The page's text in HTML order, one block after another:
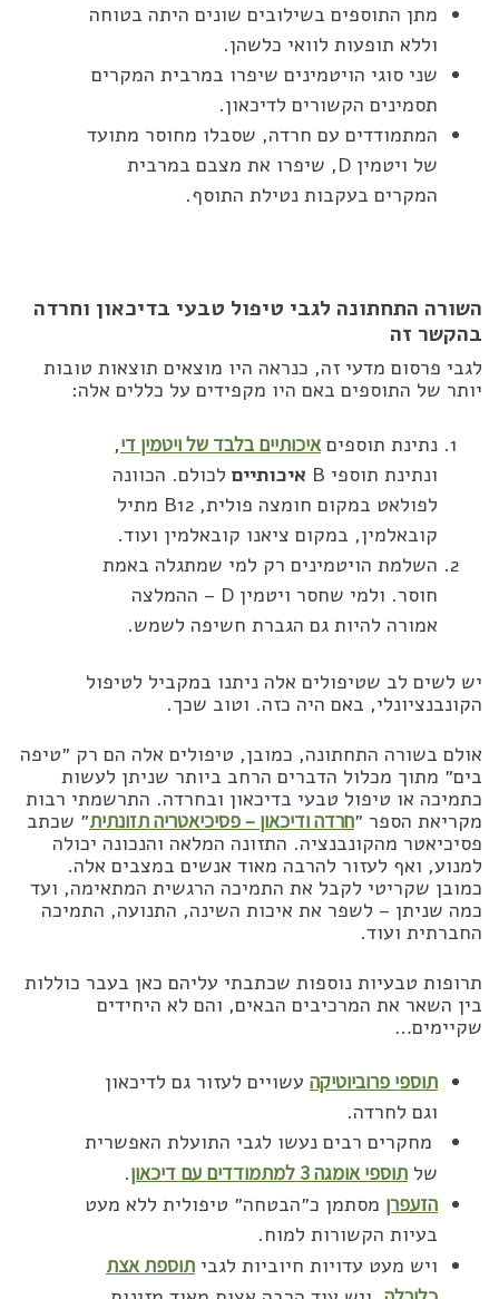
מתן התוספים בשילובים שונים היתה בטוחה
וללא תופעות לוואי כלשהן.
שני סוגי הויטמינים שיפרו במרבית המקרים
תסמינים הקשורים לדיכאון.
המתמודדים עם חרדה, שסבלו מחוסר מתועד
של ויטמין D, שיפרו את מצבם במרבית
המקרים בעקבות נטילת התוסף.
השורה התחתונה לגבי טיפול טבעי בדיכאון וחרדה
בהקשר זה
לגבי פרסום מדעי זה, כנראה היו מוצאים תוצאות טובות
יותר של התוספים באם היו מקפידים על כללים אלה:
נתינת תוספיםאיכותיים בלבד של ויטמין די,
ונתינת תוספי B
איכותיים לכולם. הכוונה
לפולאט במקום חומצה פולית, B12 מתיל
קובאלמין, במקום ציאנו קובאלמין ועוד.
השלמת הויטמינים רק למי שמתגלה באמת
חוסר. ולמי שחסר ויטמין D – ההמלצה
אמורה להיות גם הגברת חשיפה לשמש.
יש לשים לב שטיפולים אלה ניתנו במקביל לטיפול
הקונבנציונלי, באם היה כזה. וטוב שכך.
אולם בשורה התחתונה, כמובן, טיפולים אלה הם רק ״טיפה
בים״ מתוך מכלול הדברים הרחב ביותר שניתן לעשות
כתמיכה או טיפול טבעי בדיכאון ובחרדה. התרשמתי רבות
מקריאת הספר ״חרדה ודיכאון – פסיכיאטריה תזונתית״ שכתב
פסיכיאטר מהקונבנציה. התזונה המלאה והנכונה יכולה
למנוע, ואף לעזור להרבה מאוד אנשים במצבים אלה.
כמובן שקריטי לקבל את התמיכה הרגשית המתאימה, ועד
כמה שניתן – לשפר את איכות השינה, התנועה, התמיכה
החברתית ועוד.
תרופות טבעיות נוספות שכתבתי עליהם כאן בעבר כוללות
בין השאר את המרכיבים הבאים, והם לא היחידים
שקיימים…
תוספי פרוביוטיקה עשויים לעזור גם לדיכאון
וגם לחרדה.
מחקרים רבים נעשו לגבי התועלת האפשרית
של תוספי אומגה 3 למתמודדים עם דיכאון .
הזעפרן מסתמן כ״הבטחה״ טיפולית ללא מעט
בעיות הקשורות למוח.
ויש מעט עדויות חיוביות לגבי תוספת אצת